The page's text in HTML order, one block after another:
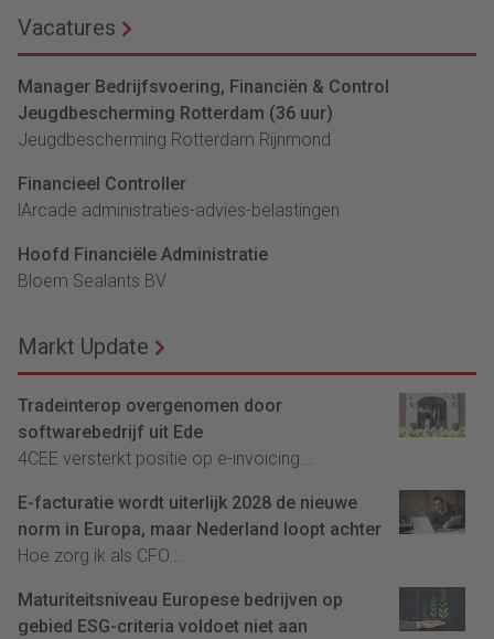
Vacatures
Manager Bedrijfsvoering, Financiën & Control
Jeugdbescherming Rotterdam (36 uur)
Jeugdbescherming Rotterdam Rijnmond
Financieel Controller
lArcade administraties-advies-belastingen
Hoofd Financiële Administratie
Bloem Sealants BV
Markt Update
Tradeinterop overgenomen door
softwarebedrijf uit Ede
4CEE versterkt positie op e-invoicing...
E-facturatie wordt uiterlijk 2028 de nieuwe
norm in Europa, maar Nederland loopt achter
Hoe zorg ik als CFO...
Maturiteitsniveau Europese bedrijven op
gebied ESG-criteria voldoet niet aan